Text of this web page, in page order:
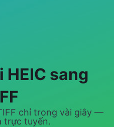
HEIC sang
chỉ trong vài giây —
trực tuyến.